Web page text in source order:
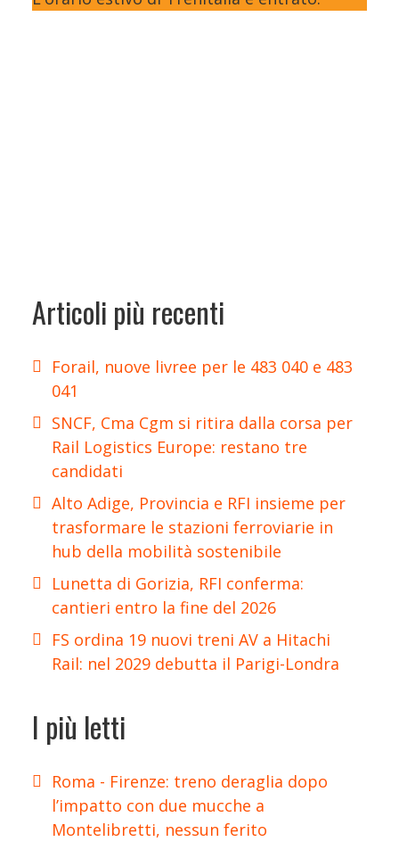
Articoli più recenti
Forail, nuove livree per le 483 040 e 483
041
SNCF, Cma Cgm si ritira dalla corsa per
Rail Logistics Europe: restano tre
candidati
Alto Adige, Provincia e RFI insieme per
trasformare le stazioni ferroviarie in
hub della mobilità sostenibile
Lunetta di Gorizia, RFI conferma:
cantieri entro la fine del 2026
FS ordina 19 nuovi treni AV a Hitachi
Rail: nel 2029 debutta il Parigi-Londra
I più letti
Roma - Firenze: treno deraglia dopo
l’impatto con due mucche a
Montelibretti, nessun ferito